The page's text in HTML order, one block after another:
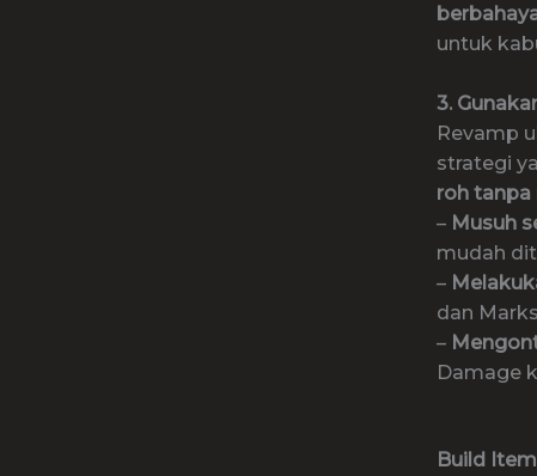
untuk
3.
Revamp
strategi
roh
– Musuh
mudah
–
dan
–
Damage
Build